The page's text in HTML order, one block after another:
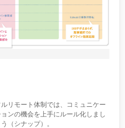
ルリモート体制では、コミュニケー
ョンの機会を上手にルール化しまし
う（シナップ）。